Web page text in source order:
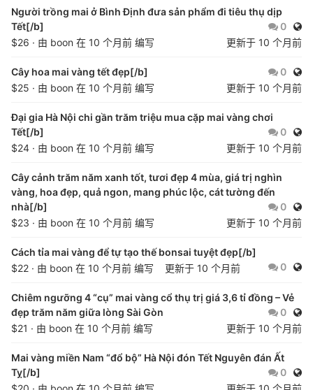
Người trồng mai ở Bình Định đưa sản phẩm đi tiêu thụ dịp
Tết[/b]
0 公开
$26 · 由 boon 在 10 个月前 编写 更新于 10 个月前
Cây hoa mai vàng tết đẹp[/b] 0 公开
$25 · 由 boon 在 10 个月前 编写 更新于 10 个月前
Đại gia Hà Nội chi gần trăm triệu mua cặp mai vàng chơi
Tết[/b]
0 公开
$24 · 由 boon 在 10 个月前 编写 更新于 10 个月前
Cây cảnh trăm năm xanh tốt, tươi đẹp 4 mùa, giá trị nghìn
vàng, hoa đẹp, quả ngon, mang phúc lộc, cát tường đến
nhà[/b]
0 公开
$23 · 由 boon 在 10 个月前 编写 更新于 10 个月前
Cách tỉa mai vàng để tự tạo thế bonsai tuyệt đẹp[/b]
0 公开
$22 · 由 boon 在 10 个月前 编写 更新于 10 个月前
Chiêm ngưỡng 4 “cụ” mai vàng cổ thụ trị giá 3,6 tỉ đồng – Vẻ
đẹp trăm năm giữa lòng Sài Gòn
0 公开
$21 · 由 boon 在 10 个月前 编写 更新于 10 个月前
Mai vàng miền Nam “đổ bộ” Hà Nội đón Tết Nguyên đán Ất
Tỵ[/b]
0 公开